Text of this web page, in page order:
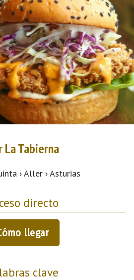
La Tabierna
› Aller › Asturias
directo
llegar
clave